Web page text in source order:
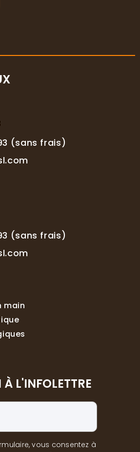
(sans frais)
(sans frais)
main
L'INFOLETTRE
vous consentez à